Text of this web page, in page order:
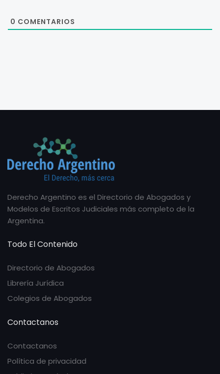
0 COMENTARIOS
Derecho Argentino es el Directorio de Abogados y
Modelos de Escritos Judiciales más completo de la
Argentina.
Todo El Contenido
Directorio de Abogados
Librería Jurídica
Colegios de Abogados
Contactanos
Contactanos
Política de privacidad